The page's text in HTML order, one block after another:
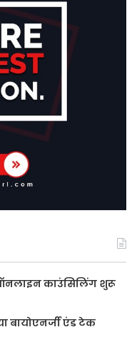
काउंसिलिंग शुरू
बायोएनर्जी एंड टेक